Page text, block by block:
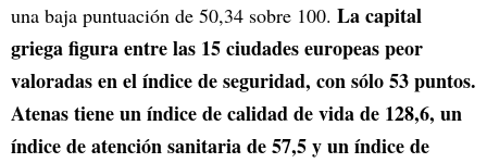
una baja puntuación de 50,34 sobre 100. La capital
griega figura entre las 15 ciudades europeas peor
valoradas en el índice de seguridad, con sólo 53 puntos.
Atenas tiene un índice de calidad de vida de 128,6, un
índice de atención sanitaria de 57,5 y un índice de